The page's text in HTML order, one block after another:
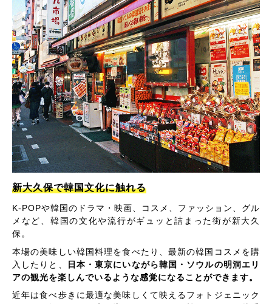
新大久保で韓国文化に触れる
K-POPや韓国のドラマ・映画、コスメ、ファッション、グル
メなど、韓国の文化や流行がギュッと詰まった街が新大久
保。
本場の美味しい韓国料理を食べたり、最新の韓国コスメを購
入したりと、
日本・東京にいながら韓国・ソウルの明洞エリ
アの観光を楽しんでいるような感覚になることができます。
近年は食べ歩きに最適な美味しくて映えるフォトジェニック